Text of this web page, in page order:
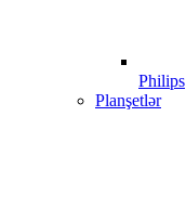
Philips
Planşetlər